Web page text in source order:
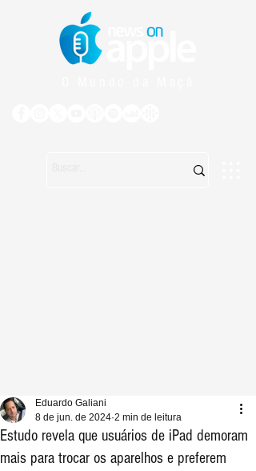
Estudo revela que usuários de iPad demoram
mais para trocar os aparelhos e preferem
Eduardo Galiani
8 de jun. de 2024 2 min de leitura